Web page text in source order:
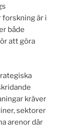
är i
både
att göra
kräver
sektorer
arenor där